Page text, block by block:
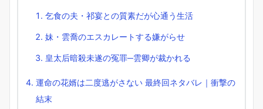
乞食の夫・祁宴との質素だが心通う生活
妹・雲喬のエスカレートする嫌がらせ
皇太后暗殺未遂の冤罪─雲卿が裁かれる
運命の花婿は二度逃がさない 最終回ネタバレ｜衝撃の
結末